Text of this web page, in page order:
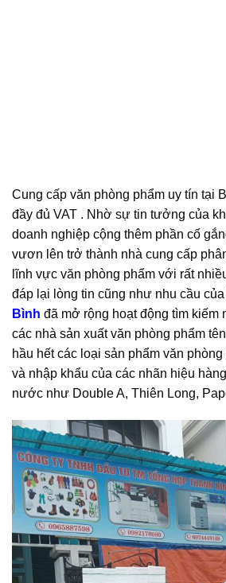
Cung cấp văn phòng phẩm uy tín tại
đầy đủ VAT . Nhờ sự tin tưởng của
doanh nghiệp cộng thêm phần cố
vươn lên trở thành nhà cung cấp
lĩnh vực văn phòng phẩm với rất
đáp lại lòng tin cũng như nhu cầu
Bình đã mở rộng hoạt động tìm kiếm
các nhà sản xuất văn phòng phẩm
hầu hết các loại sản phẩm văn
và nhập khẩu của các nhãn hiệu
nước như Double A, Thiên Long,